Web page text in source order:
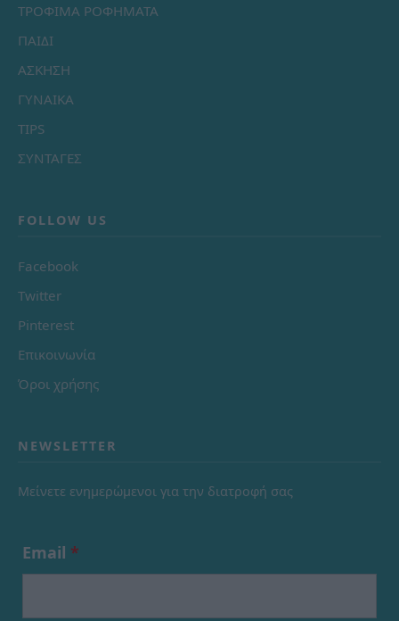
ΤΡΟΦΙΜΑ ΡΟΦΗΜΑΤΑ
ΠΑΙΔΙ
ΑΣΚΗΣΗ
ΓΥΝΑΙΚΑ
TIPS
ΣΥΝΤΑΓΕΣ
FOLLOW US
Facebook
Twitter
Pinterest
Επικοινωνία
Όροι χρήσης
NEWSLETTER
Μείνετε ενημερώμενοι για την διατροφή σας
Email *